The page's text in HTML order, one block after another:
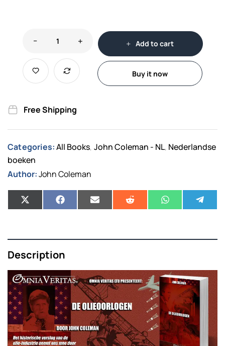
Add to cart
Buy it now
Free Shipping
Categories: All Books, John Coleman - NL, Nederlandse
boeken
Author:John Coleman
Description